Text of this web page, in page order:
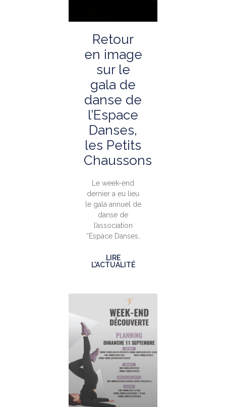
Retour
en image
sur le
gala de
danse de
l’Espace
Danses,
les Petits
Chaussons
Le week-end
dernier a eu lieu
le gala annuel de
danse de
l’association
“Espace Danses,
LIRE
L'ACTUALITÉ